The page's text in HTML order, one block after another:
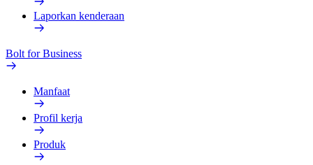
Laporkan kenderaan
Bolt for Business
Manfaat
Profil kerja
Produk